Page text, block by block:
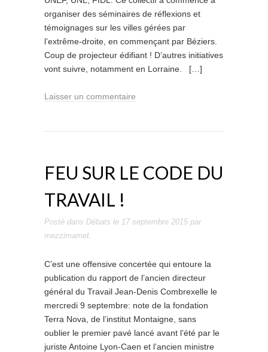
organiser des séminaires de réflexions et
témoignages sur les villes gérées par
l’extrême-droite, en commençant par Béziers.
Coup de projecteur édifiant ! D’autres initiatives
vont suivre, notamment en Lorraine. […]
Laisser un commentaire
FEU SUR LE CODE DU
TRAVAIL !
Posté dans Débats le 17 septembre 2015 par
mezzimamet.
C’est une offensive concertée qui entoure la
publication du rapport de l’ancien directeur
général du Travail Jean-Denis Combrexelle le
mercredi 9 septembre: note de la fondation
Terra Nova, de l’institut Montaigne, sans
oublier le premier pavé lancé avant l’été par le
juriste Antoine Lyon-Caen et l’ancien ministre